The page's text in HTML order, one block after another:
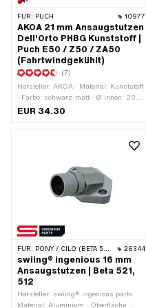
FÜR: PUCH 10977
AKOA 21 mm Ansaugstutzen
Dell'Orto PHBG Kunststoff |
Puch E50 / Z50 / ZA50
(Fahrtwindgekühlt)
(7)
Hersteller: AKOA · Material: Kunststoff
· Farbe: schwarz-matt · Ø innen: 20.7
mm · Ø Anschluss aussen: 26 mm ·
EUR 34.30
FÜR: PONY / CILO (BETA 521 & 512) 26344
swiing® ingenious 16 mm
Ansaugstutzen | Beta 521,
512
Hersteller: swiing® ingenious parts ·
Material: Aluminium · Oberfläche: